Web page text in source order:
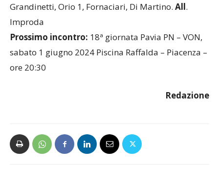
Grandinetti, Orio 1, Fornaciari, Di Martino. All.
Improda
Prossimo incontro: 18ª giornata Pavia PN – VON,
sabato 1 giugno 2024 Piscina Raffalda – Piacenza –
ore 20:30
Redazione